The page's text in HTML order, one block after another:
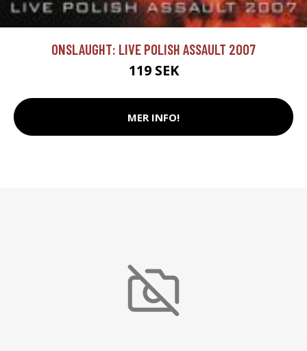
ONSLAUGHT: LIVE POLISH ASSAULT 2007
119 SEK
MER INFO!